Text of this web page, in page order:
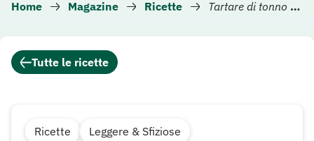
Home Magazine Ricette Tartare di tonno con zucchine
Tutte le ricette
Ricette Leggere & Sfiziose